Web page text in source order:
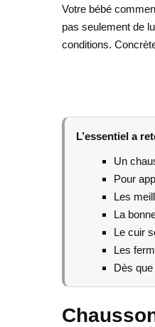
Votre bébé
pas seulement de
conditions.
L’essentiel a
Un
Pour
Les
La
Le cuir
Les
Dès